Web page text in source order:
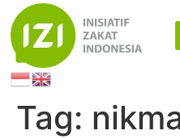
Tag: